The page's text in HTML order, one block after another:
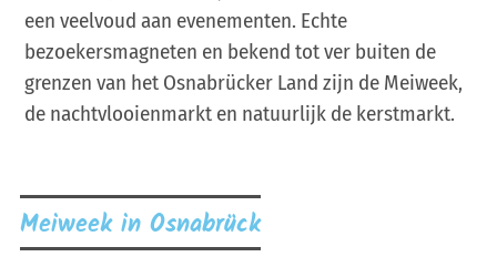
een veelvoud aan evenementen. Echte
bezoekersmagneten en bekend tot ver buiten de
grenzen van het Osnabrücker Land zijn de Meiweek,
de nachtvlooienmarkt en natuurlijk de kerstmarkt.
Meiweek in Osnabrück